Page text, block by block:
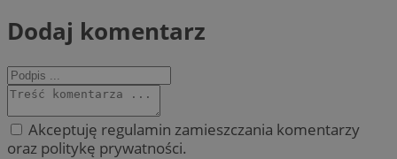
Dodaj komentarz
Akceptuję regulamin zamieszczania komentarzy
oraz politykę prywatności.